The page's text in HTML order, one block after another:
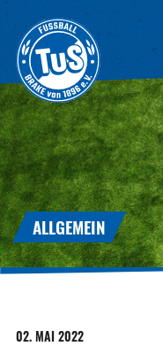
ALLGEMEIN
02. MAI 2022